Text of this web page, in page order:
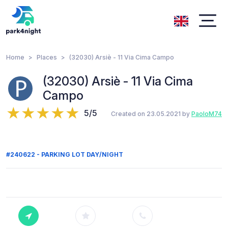
Home Places (32030) Arsiè - 11 Via Cima Campo
(32030) Arsiè - 11 Via Cima
Campo
5/5 Created on 23.05.2021 by PaoloM74
#240622 - PARKING LOT DAY/NIGHT